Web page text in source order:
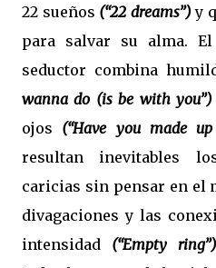
22 sueños (“22 dreams”)y
para salvar su alma.
seductor combina
wanna do (is be with you”)
ojos (“Have you made
resultan inevitables
caricias sin pensar en el
divagaciones y las
intensidad (“Empty